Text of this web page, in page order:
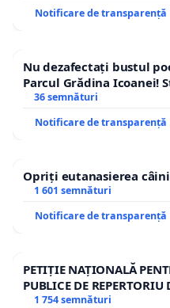
Notificare de transparență
Nu dezafectați bustul
Parcul Grădina Icoanei!
36 semnături
Notificare de transparență
Opriți eutanasierea
1 601 semnături
Notificare de transparență
PETIȚIE NAȚIONALĂ
PUBLICE DE
1 754 semnături